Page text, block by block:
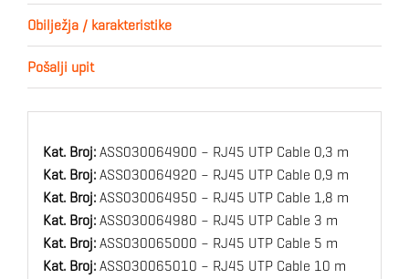
Obilježja / karakteristike
Pošalji upit
Kat. Broj: ASS030064900 – RJ45 UTP Cable 0,3 m
Kat. Broj: ASS030064920 – RJ45 UTP Cable 0,9 m
Kat. Broj: ASS030064950 – RJ45 UTP Cable 1,8 m
Kat. Broj: ASS030064980 – RJ45 UTP Cable 3 m
Kat. Broj: ASS030065000 – RJ45 UTP Cable 5 m
Kat. Broj: ASS030065010 – RJ45 UTP Cable 10 m